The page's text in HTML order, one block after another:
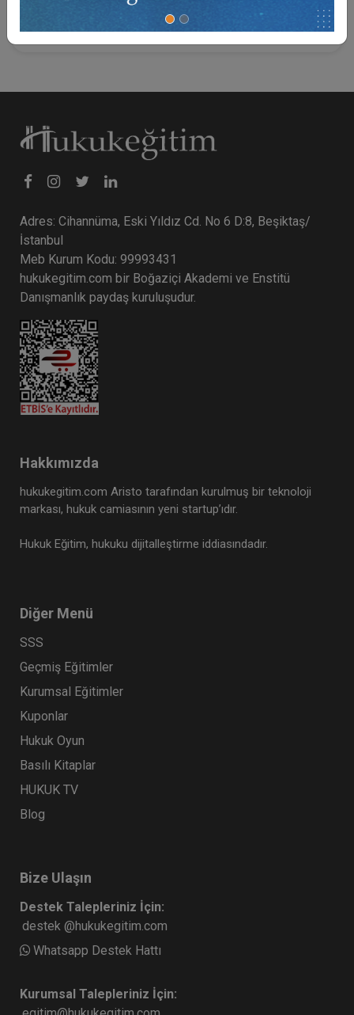
ihbarnameleri gönderilme süreci düzenlenmiştir.
Adres: Cihannüma, Eski Yıldız Cd. No 6 D:8, Beşiktaş/
İstanbul
Meb Kurum Kodu: 99993431
hukukegitim.com bir Boğaziçi Akademi ve Enstitü
Danışmanlık paydaş kuruluşudur.
Hakkımızda
hukukegitim.com Aristo tarafından kurulmuş bir teknoloji
markası, hukuk camiasının yeni startup’ıdır.
Hukuk Eğitim, hukuku dijitalleştirme iddiasındadır.
Diğer Menü
SSS
Geçmiş Eğitimler
Kurumsal Eğitimler
Kuponlar
Hukuk Oyun
Basılı Kitaplar
HUKUK TV
Blog
Bize Ulaşın
Destek Talepleriniz İçin:
destek @hukukegitim.com
Whatsapp Destek Hattı
Kurumsal Talepleriniz İçin: